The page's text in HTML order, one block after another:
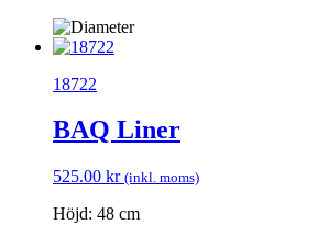
18722
BAQ Liner
525.00 kr (inkl. moms)
Höjd: 48 cm